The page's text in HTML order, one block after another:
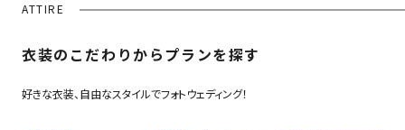
ATTIRE
衣装のこだわりからプランを探す
好きな衣装、自由なスタイルでフォトウェディング！